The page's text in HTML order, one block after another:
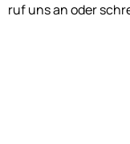
ruf uns an oder